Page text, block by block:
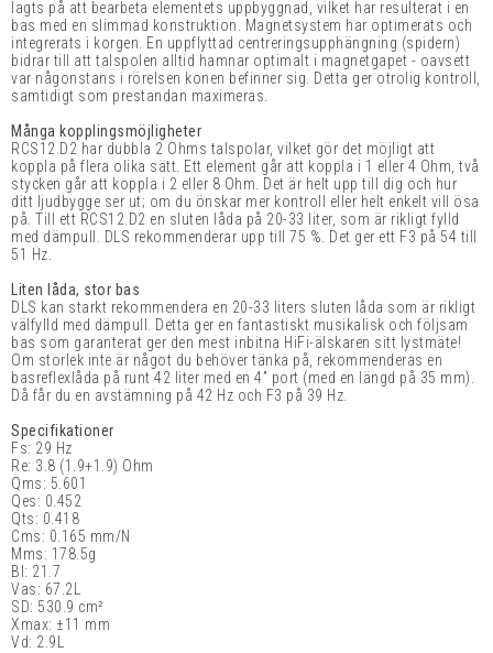
lagts på att bearbeta elementets uppbyggnad, vilket har resulterat i en
bas med en slimmad konstruktion. Magnetsystem har optimerats och
integrerats i korgen. En uppflyttad centreringsupphängning (spidern)
bidrar till att talspolen alltid hamnar optimalt i magnetgapet - oavsett
var någonstans i rörelsen konen befinner sig. Detta ger otrolig kontroll,
samtidigt som prestandan maximeras.
Många kopplingsmöjligheter
RCS12.D2 har dubbla 2 Ohms talspolar, vilket gör det möjligt att
koppla på flera olika sätt. Ett element går att koppla i 1 eller 4 Ohm, två
stycken går att koppla i 2 eller 8 Ohm. Det är helt upp till dig och hur
ditt ljudbygge ser ut; om du önskar mer kontroll eller helt enkelt vill ösa
på. Till ett RCS12.D2 en sluten låda på 20-33 liter, som är rikligt fylld
med dämpull. DLS rekommenderar upp till 75 %. Det ger ett F3 på 54 till
51 Hz.
Liten låda, stor bas
DLS kan starkt rekommendera en 20-33 liters sluten låda som är rikligt
välfylld med dämpull. Detta ger en fantastiskt musikalisk och följsam
bas som garanterat ger den mest inbitna HiFi-älskaren sitt lystmäte!
Om storlek inte är något du behöver tänka på, rekommenderas en
basreflexlåda på runt 42 liter med en 4” port (med en längd på 35 mm).
Då får du en avstämning på 42 Hz och F3 på 39 Hz.
Specifikationer
Fs: 29 Hz
Re: 3.8 (1.9+1.9) Ohm
Qms: 5.601
Qes: 0.452
Qts: 0.418
Cms: 0.165 mm/N
Mms: 178.5g
Bl: 21.7
Vas: 67.2L
SD: 530.9 cm²
Xmax: ±11 mm
Vd: 2.9L